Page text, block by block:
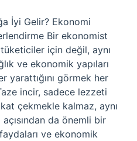
İyi Gelir? Ekonomi
Bir ekonomist
için değil, aynı
ve ekonomik yapıları
yarattığını görmek her
incir, sadece lezzeti
çekmekle kalmaz, aynı
da önemli bir
ve ekonomik